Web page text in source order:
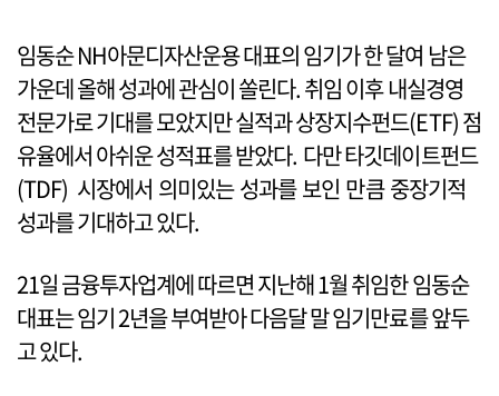
임동순 NH아문디자산운용 대표의 임기가 한 달여 남은
가운데 올해 성과에 관심이 쏠린다. 취임 이후 내실경영
전문가로 기대를 모았지만 실적과 상장지수펀드(ETF) 점
유율에서 아쉬운 성적표를 받았다. 다만 타깃데이트펀드
(TDF) 시장에서 의미있는 성과를 보인 만큼 중장기적
성과를 기대하고 있다.
21일 금융투자업계에 따르면 지난해 1월 취임한 임동순
대표는 임기 2년을 부여받아 다음달 말 임기만료를 앞두
고 있다.